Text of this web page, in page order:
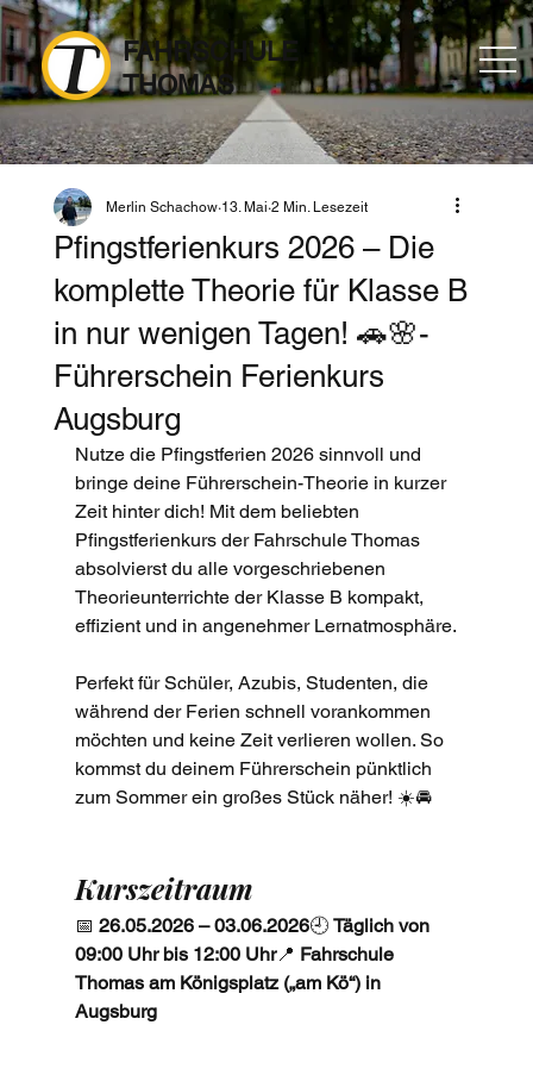
FAHRSCHULE
THOMAS
Pfingstferienkurs 2026 – Die
komplette Theorie für Klasse B
in nur wenigen Tagen! 🚗🌸-
Führerschein Ferienkurs
Augsburg
Merlin Schachow 13. Mai 2 Min. Lesezeit
Nutze die Pfingstferien 2026 sinnvoll und
bringe deine Führerschein-Theorie in kurzer
Zeit hinter dich! Mit dem beliebten
Pfingstferienkurs der Fahrschule Thomas
absolvierst du alle vorgeschriebenen
Theorieunterrichte der Klasse B kompakt,
effizient und in angenehmer Lernatmosphäre.
Perfekt für Schüler, Azubis, Studenten, die
während der Ferien schnell vorankommen
möchten und keine Zeit verlieren wollen. So
kommst du deinem Führerschein pünktlich
zum Sommer ein großes Stück näher! ☀️🚘
Kurszeitraum
📅 26.05.2026 – 03.06.2026🕘 Täglich von
09:00 Uhr bis 12:00 Uhr📍 Fahrschule
Thomas am Königsplatz („am Kö“) in
Augsburg